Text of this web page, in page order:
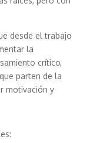
desde el trabajo
la
crítico,
parten de la
motivación y